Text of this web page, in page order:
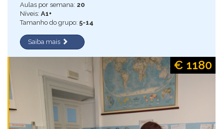
Aulas por semana: 20
Níveis: A1+
Tamanho do grupo: 5-14
Saiba mais
€ 1180